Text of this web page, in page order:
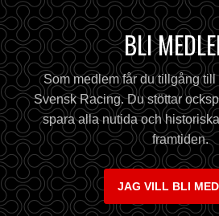
BLI
Som medlem får du tillgång
Svensk Racing. Du stöttar
spara alla nutida och
framtiden.
JAG VILL BLI